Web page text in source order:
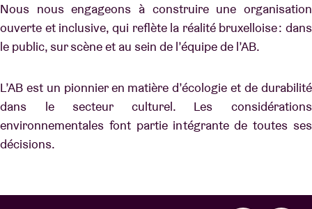
Nous nous engageons à construire une organisation
ouverte et inclusive, qui reflète la réalité bruxelloise : dans
le public, sur scène et au sein de l’équipe de l’AB.
L’AB est un pionnier en matière d’écologie et de durabilité
dans le secteur culturel. Les considérations
environnementales font partie intégrante de toutes ses
décisions.